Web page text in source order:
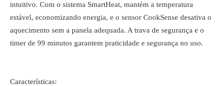
intuitivo. Com o sistema SmartHeat, mantém a temperatura
estável, economizando energia, e o sensor CookSense desativa o
aquecimento sem a panela adequada. A trava de segurança e o
timer de 99 minutos garantem praticidade e segurança no uso.
Características: